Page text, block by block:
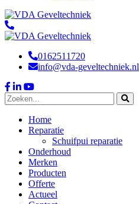
0162511720
info@vda-geveltechniek.nl
Home
Reparatie
Schuifpui reparatie
Onderhoud
Merken
Producten
Offerte
Actueel